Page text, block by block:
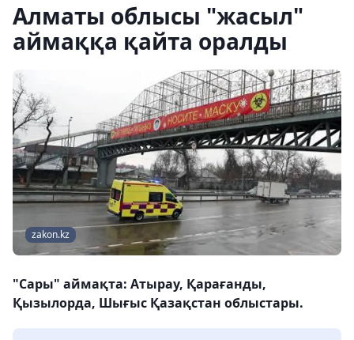
Алматы облысы "жасыл"
аймаққа қайта оралды
zakon.kz
"Сары" аймақта: Атырау, Қарағанды,
Қызылорда, Шығыс Қазақстан облыстары.